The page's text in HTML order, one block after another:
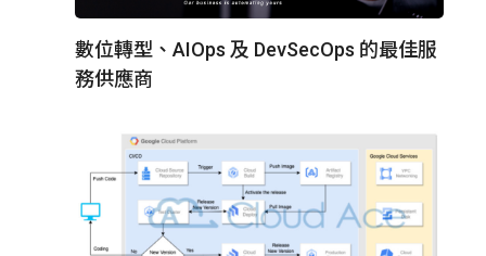
數位轉型、AIOps 及 DevSecOps 的最佳服
務供應商